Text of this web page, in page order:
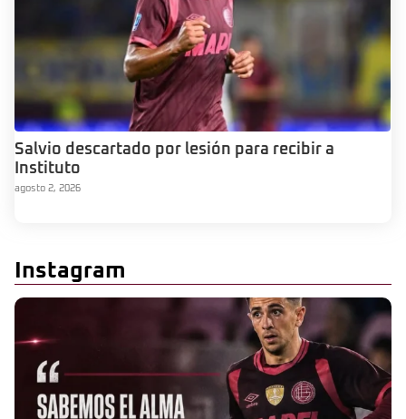
Salvio descartado por lesión para recibir a
Instituto
agosto 2, 2026
Instagram